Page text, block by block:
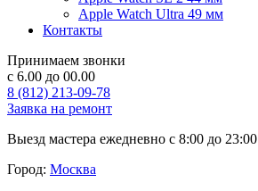
Apple Watch Ultra 49 мм
Контакты
Принимаем звонки
с 6.00 до 00.00
8 (812) 213-09-78
Заявка на ремонт
Выезд мастера ежедневно с 8:00 до 23:00
Город: Москва